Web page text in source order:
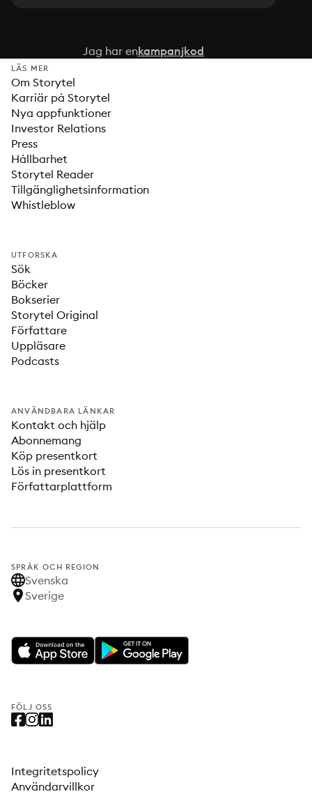
Jag har enkampanjkod
LÄS MER
Om Storytel
Karriär på Storytel
Nya appfunktioner
Investor Relations
Press
Hållbarhet
Storytel Reader
Tillgänglighetsinformation
Whistleblow
UTFORSKA
Sök
Böcker
Bokserier
Storytel Original
Författare
Uppläsare
Podcasts
ANVÄNDBARA LÄNKAR
Kontakt och hjälp
Abonnemang
Köp presentkort
Lös in presentkort
Författarplattform
SPRÅK OCH REGION
Svenska
Sverige
FÖLJ OSS
Integritetspolicy
Användarvillkor